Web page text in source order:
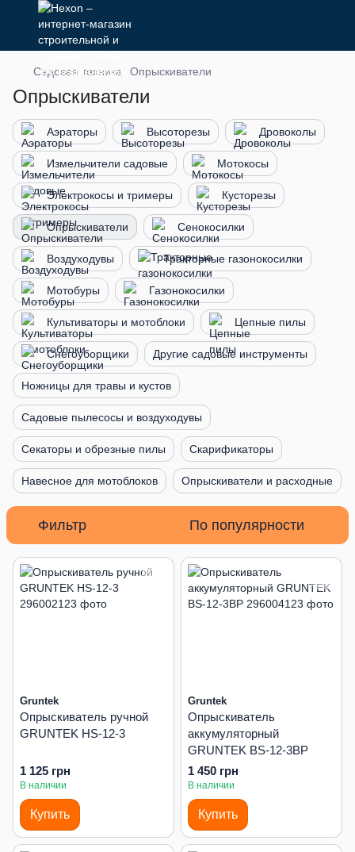
Садовая техника Опрыскиватели
Опрыскиватели
Аэраторы Высоторезы Дровоколы
Измельчители садовые Мотокосы
Электрокосы и тримеры Кусторезы
Опрыскиватели Сенокосилки
Воздуходувы Тракторные газонокосилки
Мотобуры Газонокосилки
Культиваторы и мотоблоки Цепные пилы
Снегоуборщики Другие садовые инструменты
Ножницы для травы и кустов
Садовые пылесосы и воздуходувы
Секаторы и обрезные пилы Скарификаторы
Навесное для мотоблоков Опрыскиватели и расходные
Фильтр По популярности
Gruntek
Опрыскиватель ручной
GRUNTEK HS-12-3
1 125 грн
В наличии
Купить
Gruntek
Опрыскиватель
аккумуляторный
GRUNTEK BS-12-3BP
1 450 грн
В наличии
Купить